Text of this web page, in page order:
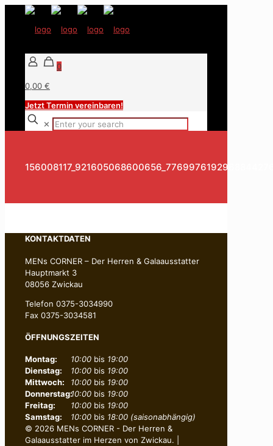
0
0,00 €
Jetzt Termin vereinbaren!
✕
KONTAKTDATEN
MENs CORNER – Der Herren & Galaausstatter
Hauptmarkt 3
08056 Zwickau
Telefon 0375-3034990
Fax 0375-3034581
ÖFFNUNGSZEITEN
Montag:
Dienstag:
Mittwoch:
Donnerstag:
Freitag:
Samstag:
10:00bis 19:00
10:00bis 19:00
10:00bis 19:00
10:00bis 19:00
10:00bis 19:00
10:00bis 18:00 (saisonabhängig)
© 2026 MENs CORNER - Der Herren &
Galaausstatter im Herzen von Zwickau. |